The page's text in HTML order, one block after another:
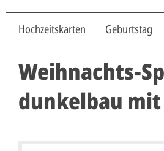
Hochzeitskarten Geburtstag
Weihnachts-
dunkelbau